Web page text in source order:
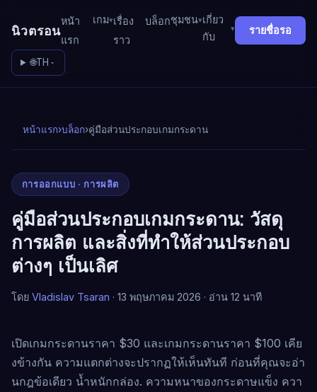
นิวตรอน
หน้า
แรก
เกม เรื่อง
ราว
บล็อกชุมชน เกี่ยว
กับ
รายชื่อรอ
🌐TH
หน้าแรก›บล็อก›คู่มือส่วนประกอบเกมกระดาน
การออกแบบ · การผลิต
คู่มือส่วนประกอบเกมกระดาน: วัสดุ
การผลิต และสิ่งที่ทำให้ส่วนประกอบ
ต่างๆ เป็นเลิศ
โดย Vladislav Tsaran · 13 พฤษภาคม 2026 · อ่าน 12 นาที
เปิดเกมกระดานราคา $30 และเกมกระดานราคา $100 เคีย
งข้างกัน ความแตกต่างจะปรากฏให้เห็นทันที ก่อนที่คุณจะอ่า
นกฎข้อเดียว น้ำหนักกล่อง. ความหนาของกระดาษแข็ง ควา